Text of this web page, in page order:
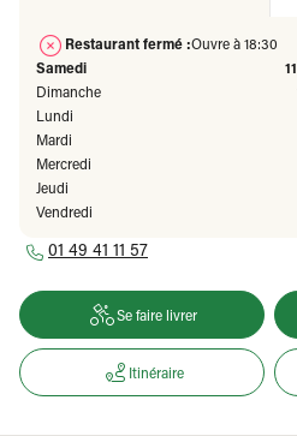
Restaurant fermé :Ouvre à 18:30
Samedi
Dimanche
Lundi
Mardi
Mercredi
Jeudi
Vendredi
01 49 41 11 57
Se faire livrer
Itinéraire